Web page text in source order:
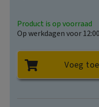
Product is op voorraad
Op werkdagen voor
Voeg